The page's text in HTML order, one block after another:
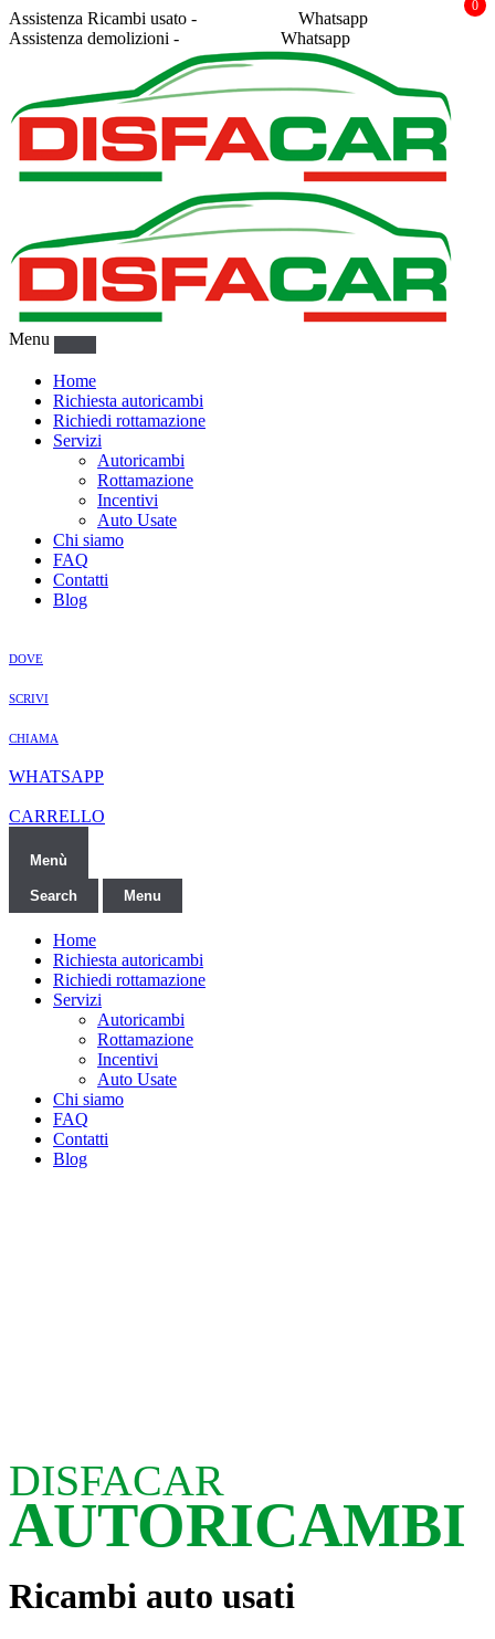
Assistenza Ricambi usato -
Whatsapp
Assistenza demolizioni -
Whatsapp
Menu
Home
Richiesta autoricambi
Richiedi rottamazione
Servizi
Autoricambi
Rottamazione
Incentivi
Auto Usate
Chi siamo
FAQ
Contatti
Blog
DOVE
SCRIVI
CHIAMA
WHATSAPP
0
CARRELLO
Menù
Search Menu
Home
Richiesta autoricambi
Richiedi rottamazione
Servizi
Autoricambi
Rottamazione
Incentivi
Auto Usate
Chi siamo
FAQ
Contatti
Blog
DISFACAR
AUTORICAMBI
Ricambi auto usati